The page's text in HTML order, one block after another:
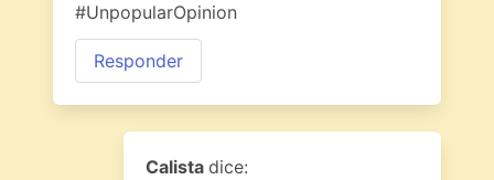
#UnpopularOpinion
Responder
Calista dice: